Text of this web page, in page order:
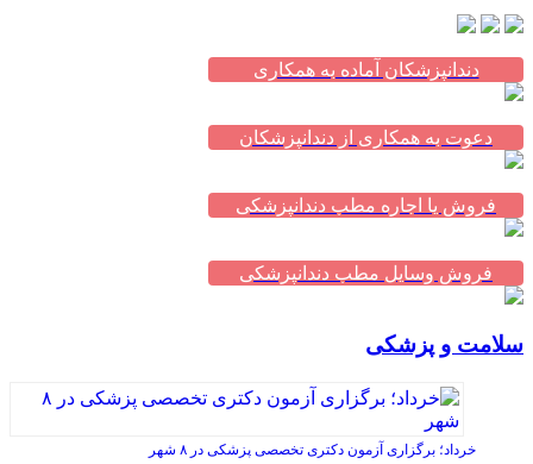
دندانپزشکان آماده به همکاری
دعوت به همکاری از دندانپزشکان
فروش یا اجاره مطب دندانپزشکی
فروش وسایل مطب دندانپزشکی
سلامت و پزشکی
خرداد؛ برگزاری آزمون دکتری تخصصی پزشکی در ۸ شهر